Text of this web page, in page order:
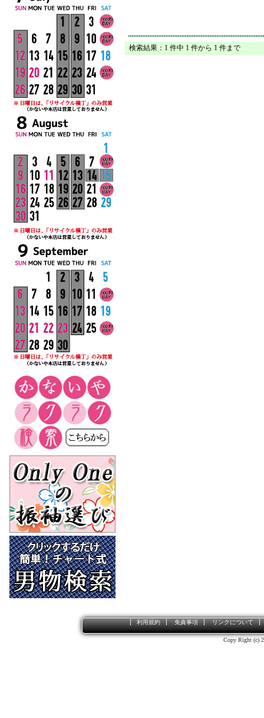
検索結果：1 件中 1 件から 1 件まで
利用規約 免責事項 リンクについて
Copy Right (c)